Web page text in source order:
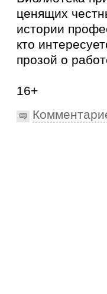
ценящих
истории
кто
прозой о
16+